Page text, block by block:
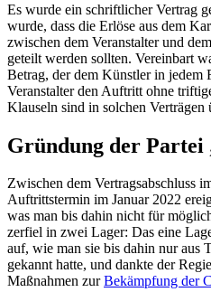
Es wurde ein schriftlicher Vertrag
wurde, dass die Erlöse aus dem
zwischen dem Veranstalter und
geteilt werden sollten. Vereinbart
Betrag, der dem Künstler in jedem
Veranstalter den Auftritt ohne
Klauseln sind in solchen
Gründung der Partei
Zwischen dem Vertragsabschluss
Auftrittstermin im Januar 2022
was man bis dahin nicht für
zerfiel in zwei Lager: Das eine
auf, wie man sie bis dahin nur aus
gekannt hatte, und dankte der
Maßnahmen zurBekämpfung der